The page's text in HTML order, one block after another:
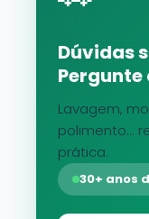
Dúvidas
Pergunte
Lavagem,
polimento...
prática.
30+ anos